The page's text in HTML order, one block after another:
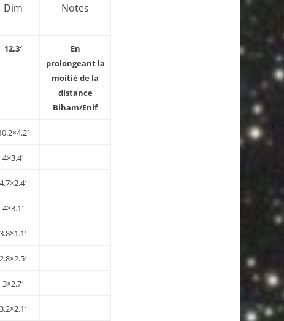
Dim Notes
12.3′
En
prolongeant la
moitié de la
distance
Biham/Enif
4×3.4′
4.7×2.4′
4×3.1′
3.8×1.1′
2.8×2.5′
3×2.7′
3.2×2.1′